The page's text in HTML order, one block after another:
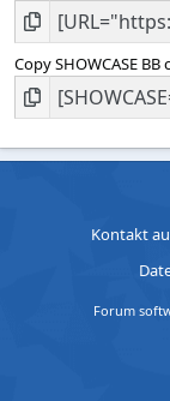
Copy SHOWCASE BB
Kontakt
Forum